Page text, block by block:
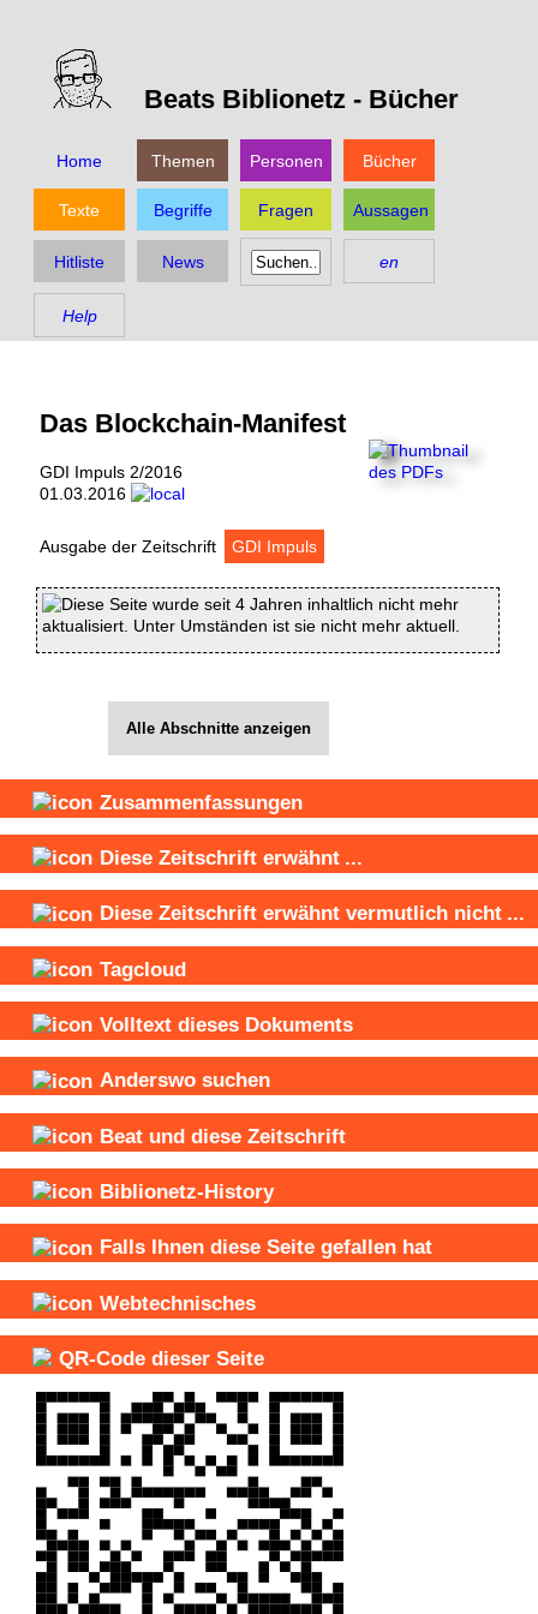
Beats Biblionetz - Bücher
Home Themen Personen Bücher
Texte Begriffe Fragen Aussagen
Hitliste News en
Help
Das Blockchain-Manifest
GDI Impuls 2/2016
01.03.2016
Ausgabe der Zeitschrift GDI Impuls
Diese Seite wurde seit 4 Jahren inhaltlich nicht mehr
aktualisiert. Unter Umständen ist sie nicht mehr aktuell.
Alle Abschnitte anzeigen
Zusammenfassungen
Diese Zeitschrift erwähnt ...
Diese Zeitschrift erwähnt vermutlich nicht ...
Tagcloud
Volltext dieses Dokuments
Anderswo suchen
Beat und diese Zeitschrift
Biblionetz-History
Falls Ihnen diese Seite gefallen hat
Webtechnisches
QR-Code dieser Seite